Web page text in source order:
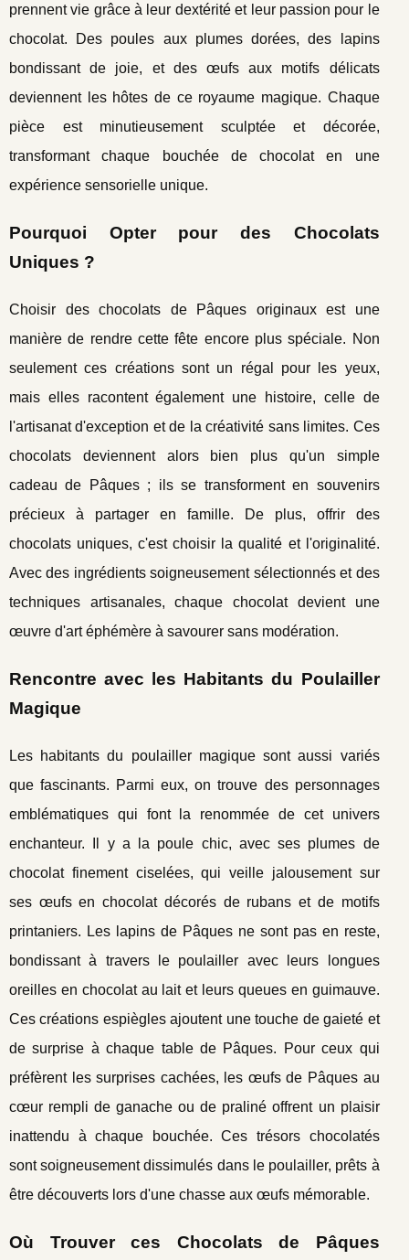
prennent vie grâce à leur dextérité et leur passion pour le
chocolat. Des poules aux plumes dorées, des lapins
bondissant de joie, et des œufs aux motifs délicats
deviennent les hôtes de ce royaume magique. Chaque
pièce est minutieusement sculptée et décorée,
transformant chaque bouchée de chocolat en une
expérience sensorielle unique.
Pourquoi Opter pour des Chocolats
Uniques ?
Choisir des chocolats de Pâques originaux est une
manière de rendre cette fête encore plus spéciale. Non
seulement ces créations sont un régal pour les yeux,
mais elles racontent également une histoire, celle de
l'artisanat d'exception et de la créativité sans limites. Ces
chocolats deviennent alors bien plus qu'un simple
cadeau de Pâques ; ils se transforment en souvenirs
précieux à partager en famille. De plus, offrir des
chocolats uniques, c'est choisir la qualité et l'originalité.
Avec des ingrédients soigneusement sélectionnés et des
techniques artisanales, chaque chocolat devient une
œuvre d'art éphémère à savourer sans modération.
Rencontre avec les Habitants du Poulailler
Magique
Les habitants du poulailler magique sont aussi variés
que fascinants. Parmi eux, on trouve des personnages
emblématiques qui font la renommée de cet univers
enchanteur. Il y a la poule chic, avec ses plumes de
chocolat finement ciselées, qui veille jalousement sur
ses œufs en chocolat décorés de rubans et de motifs
printaniers. Les lapins de Pâques ne sont pas en reste,
bondissant à travers le poulailler avec leurs longues
oreilles en chocolat au lait et leurs queues en guimauve.
Ces créations espiègles ajoutent une touche de gaieté et
de surprise à chaque table de Pâques. Pour ceux qui
préfèrent les surprises cachées, les œufs de Pâques au
cœur rempli de ganache ou de praliné offrent un plaisir
inattendu à chaque bouchée. Ces trésors chocolatés
sont soigneusement dissimulés dans le poulailler, prêts à
être découverts lors d'une chasse aux œufs mémorable.
Où Trouver ces Chocolats de Pâques